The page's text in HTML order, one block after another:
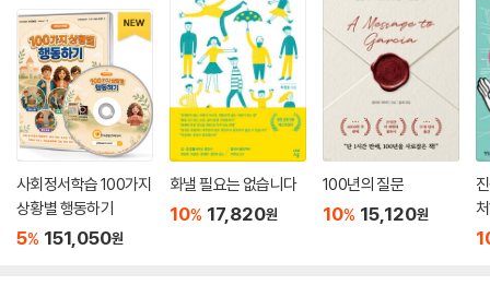
사회정서학습 100가지
상황별 행동하기
5% 151,050원
화낼 필요는 없습니다
10% 17,820원
100년의 질문
10% 15,120원